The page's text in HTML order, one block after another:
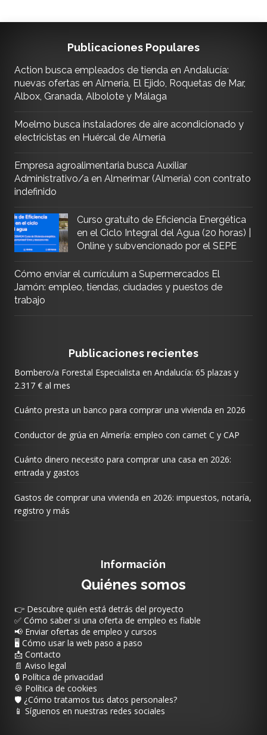
Publicaciones Populares
Action busca empleados de tienda en Andalucía:
nuevas ofertas en Almería, El Ejido, Roquetas de Mar,
Albox, Granada, Albolote y Málaga
Moelmo busca instaladores de aire acondicionado y
electricistas en Huércal de Almería
Empresa agroalimentaria busca Auxiliar
Administrativo/a en Almerimar (Almería) con contrato
indefinido
Curso gratuito de Eficiencia Energética
en el Ciclo Integral del Agua (20 horas) |
Online y subvencionado por el SEPE
Cómo enviar el currículum a Supermercados El
Jamón: empleo, tiendas, ciudades y puestos de
trabajo
Publicaciones recientes
Bombero/a Forestal Especialista en Andalucía: 65 plazas y
2.317 € al mes
Cuánto presta un banco para comprar una vivienda en 2026
Conductor de grúa en Almería: empleo con carnet C y CAP
Cuánto dinero necesito para comprar una casa en 2026:
entrada y gastos
Gastos de comprar una vivienda en 2026: impuestos, notaría,
registro y más
Información
Quiénes somos
👉 Descubre quién está detrás del proyecto
✅ Cómo saber si una oferta de empleo es fiable
📢 Enviar ofertas de empleo y cursos
🖥️ Cómo usar la web paso a paso
📩 Contacto
📄 Aviso legal
🔒 Política de privacidad
🍪 Política de cookies
🛡️ ¿Cómo tratamos tus datos personales?
📱 Síguenos en nuestras redes sociales